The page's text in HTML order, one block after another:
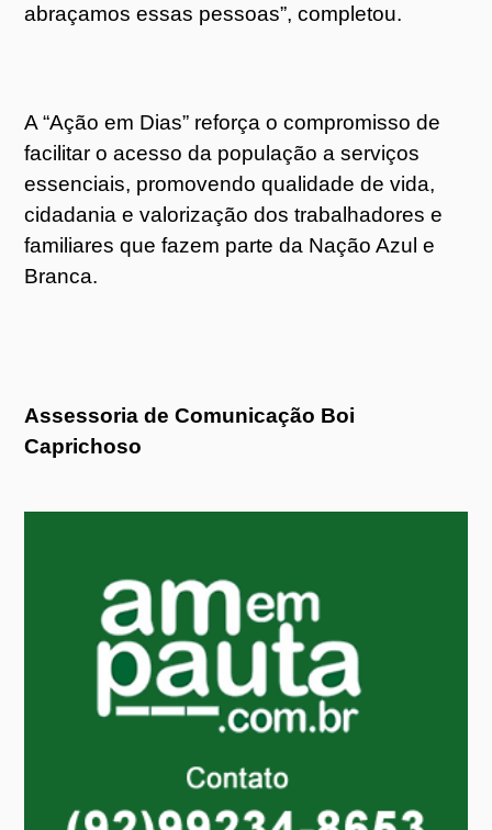
abraçamos essas pessoas”, completou.
A “Ação em Dias” reforça o compromisso de
facilitar o acesso da população a serviços
essenciais, promovendo qualidade de vida,
cidadania e valorização dos trabalhadores e
familiares que fazem parte da Nação Azul e
Branca.
Assessoria de Comunicação Boi
Caprichoso